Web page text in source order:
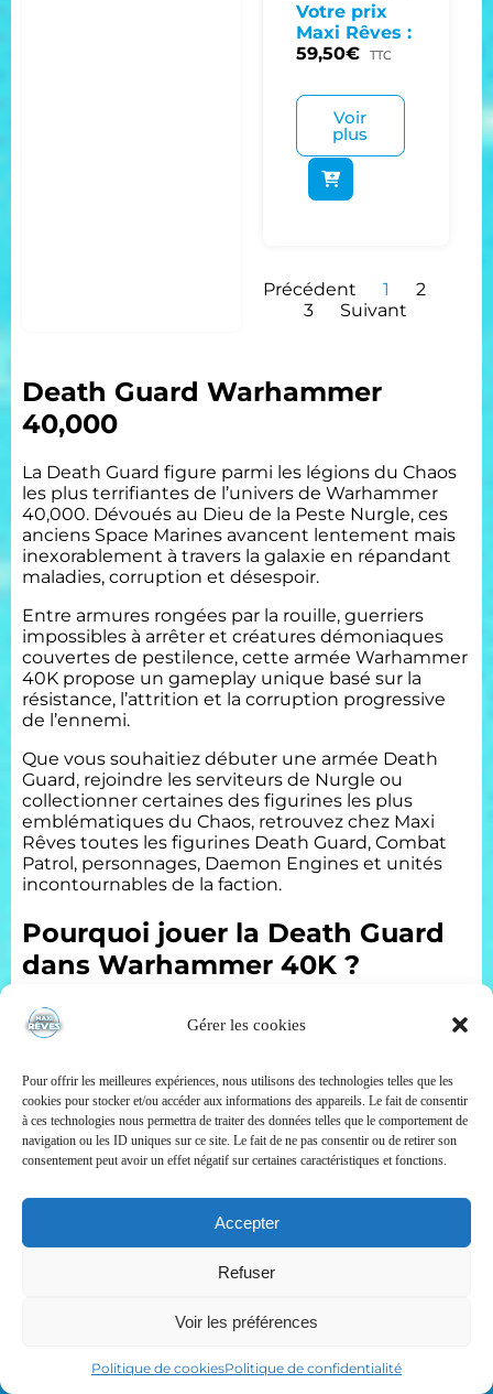
Gérer les cookies
Pour offrir les meilleures expériences, nous utilisons des technologies telles que les
cookies pour stocker et/ou accéder aux informations des appareils. Le fait de consentir
à ces technologies nous permettra de traiter des données telles que le comportement de
navigation ou les ID uniques sur ce site. Le fait de ne pas consentir ou de retirer son
consentement peut avoir un effet négatif sur certaines caractéristiques et fonctions.
Accepter
Refuser
Voir les préférences
Politique de cookiesPolitique de confidentialité
Votre prix
Maxi Rêves :
59,50€ TTC
Voir
plus
Précédent 1
2
3
Suivant
Death Guard Warhammer
40,000
La Death Guard figure parmi les légions du Chaos
les plus terrifiantes de l’univers de Warhammer
40,000. Dévoués au Dieu de la Peste Nurgle, ces
anciens Space Marines avancent lentement mais
inexorablement à travers la galaxie en répandant
maladies, corruption et désespoir.
Entre armures rongées par la rouille, guerriers
impossibles à arrêter et créatures démoniaques
couvertes de pestilence, cette armée Warhammer
40K propose un gameplay unique basé sur la
résistance, l’attrition et la corruption progressive
de l’ennemi.
Que vous souhaitiez débuter une armée Death
Guard, rejoindre les serviteurs de Nurgle ou
collectionner certaines des figurines les plus
emblématiques du Chaos, retrouvez chez Maxi
Rêves toutes les figurines Death Guard, Combat
Patrol, personnages, Daemon Engines et unités
incontournables de la faction.
Pourquoi jouer la Death Guard
dans Warhammer 40K ?
Le brouillard s’épaissit.
de pourriture envahit le champ de bataille.
Derrière les nuages toxiques avancent des
silhouettes massives couvertes de rouille, de
mutations et de maladies impossibles à décrire.
Ils ne courent pas.
Ils n’en ont pas besoin.
Rien ne semble capable d’arrêter les guerriers de
Death Guard transforme chaque guerre en lente